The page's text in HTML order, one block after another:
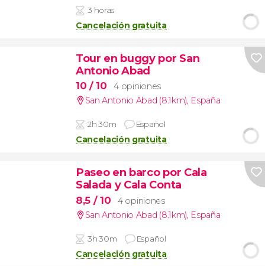
3 horas
Cancelación gratuita
Tour en buggy por San
Antonio Abad
10 / 10
4 opiniones
San Antonio Abad (8.1km), España
2h 30m Español
Cancelación gratuita
Paseo en barco por Cala
Salada y Cala Conta
8,5 / 10
4 opiniones
San Antonio Abad (8.1km), España
3h 30m Español
Cancelación gratuita